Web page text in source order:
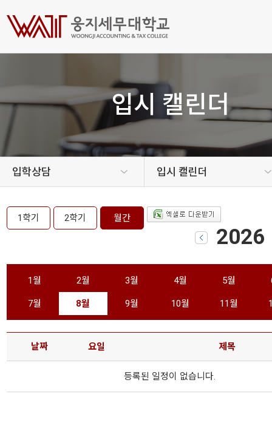
입시 캘린더
입학상담 입시 캘린더
1학기 2학기 월간
2026
1월 2월 3월 4월 5월
7월 8월 9월 10월 11월
날짜 요일 제목
등록된 일정이 없습니다.